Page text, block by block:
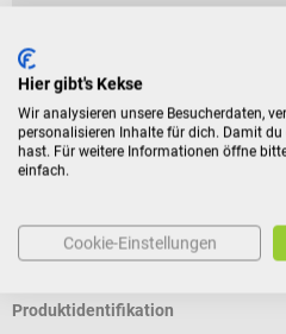
Für Verbraucher besteht das
Verträgen zur Lieferung
Gründen des
zur Rückgabe geeignet sind,
der Lieferung entfernt wurde.
Eigenschaften
Produktidentifikation
Hier gibt's Kekse
Wir analysieren unsere Besucherdaten,
personalisieren Inhalte für dich. Damit
hast. Für weitere Informationen öffne
einfach.
Cookie-Einstellungen